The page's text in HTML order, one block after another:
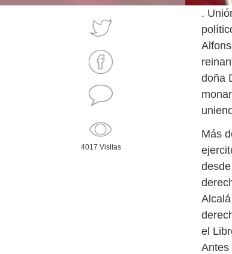
4017 Visitas
.
doña
Más
el
Antes